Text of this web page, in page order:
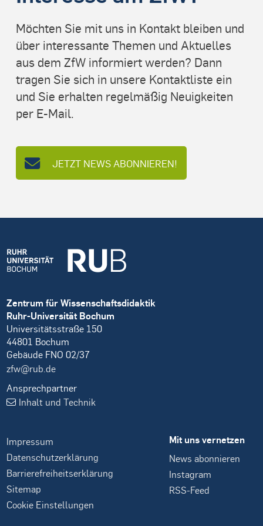
Möchten Sie mit uns in Kontakt bleiben und
über interessante Themen und Aktuelles
aus dem ZfW informiert werden? Dann
tragen Sie sich in unsere Kontaktliste ein
und Sie erhalten regelmäßig Neuigkeiten
per E-Mail.
JETZT NEWS ABONNIEREN!
Zentrum für Wissenschaftsdidaktik
Ruhr-Universität Bochum
Universitätsstraße 150
44801 Bochum
Gebäude FNO 02/37
zfw@rub.de
Ansprechpartner
Inhalt und Technik
Impressum
Datenschutzerklärung
Barrierefreiheitserklärung
Sitemap
Cookie Einstellungen
Mit uns vernetzen
News abonnieren
Instagram
RSS-Feed